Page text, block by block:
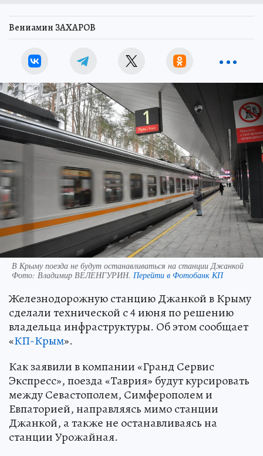
Вениамин ЗАХАРОВ
В Крыму поезда не будут останавливаться на станции Джанкой
Фото: Владимир ВЕЛЕНГУРИН. Перейти в Фотобанк КП
Железнодорожную станцию Джанкой в Крыму
сделали технической с 4 июня по решению
владельца инфраструктуры. Об этом сообщает
«КП-Крым».
Как заявили в компании «Гранд Сервис
Экспресс», поезда «Таврия» будут курсировать
между Севастополем, Симферополем и
Евпаторией, направляясь мимо станции
Джанкой, а также не останавливаясь на
станции Урожайная.